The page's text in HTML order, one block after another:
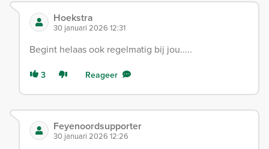
Hoekstra
30 januari 2026 12:31
Begint helaas ook regelmatig bij jou.....
3 Reageer
Feyenoordsupporter
30 januari 2026 12:26